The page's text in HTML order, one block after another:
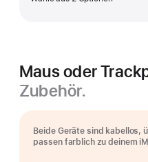
Maus oder
Zubehör.
Beide Geräte sind kabellos,
passen farblich zu deinem